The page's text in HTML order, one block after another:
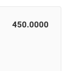
450.0000